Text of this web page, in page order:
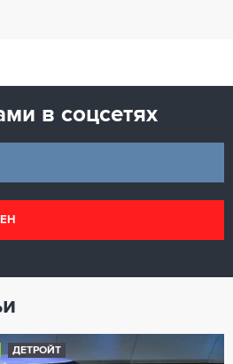
в соцсетях
ДЕТРОЙТ